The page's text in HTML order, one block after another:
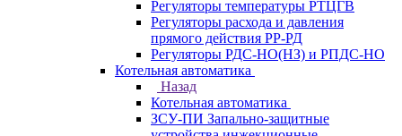
Регуляторы температуры РТЦГВ
Регуляторы расхода и давления
прямого действия РР-РД
Регуляторы РДС-НО(НЗ) и РПДС-НО
Котельная автоматика
Назад
Котельная автоматика
ЗСУ-ПИ Запально-защитные